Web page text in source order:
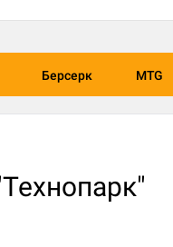
Берсерк MTG